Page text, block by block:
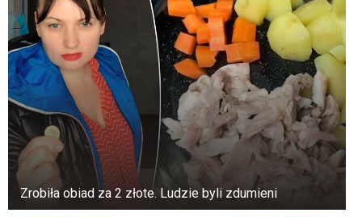
Zrobiła obiad za 2 złote. Ludzie byli zdumieni